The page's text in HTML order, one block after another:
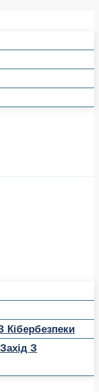
Кібербезпеки
З